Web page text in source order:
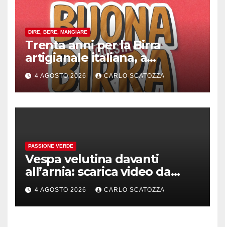
DIRE, BERE, MANGIARE
Trenta anni per la Birra
artigianale italiana, a
Pomigliano d’arco evento
celebrativo con birra speciale
4 AGOSTO 2026 CARLO SCATOZZA
PASSIONE VERDE
Vespa velutina davanti
all’arnia: scarica video da
TikTok prima che il post
sparisca
4 AGOSTO 2026 CARLO SCATOZZA